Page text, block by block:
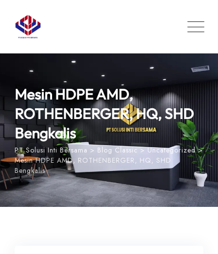
content
Mesin HDPE AMD,
ROTHENBERGER, HQ, SHD
Bengkalis
PT Solusi Inti Bersama > Blog Classic>Uncategorized>
Mesin HDPE AMD, ROTHENBERGER, HQ, SHD
Bengkalis